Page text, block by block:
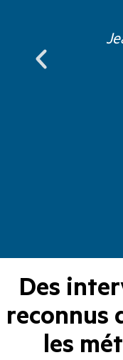
Des
reconnus
les